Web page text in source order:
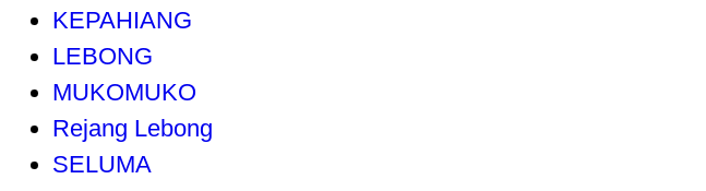
KEPAHIANG
LEBONG
MUKOMUKO
Rejang Lebong
SELUMA